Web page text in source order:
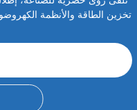
تخزين الطاقة والأنظمة